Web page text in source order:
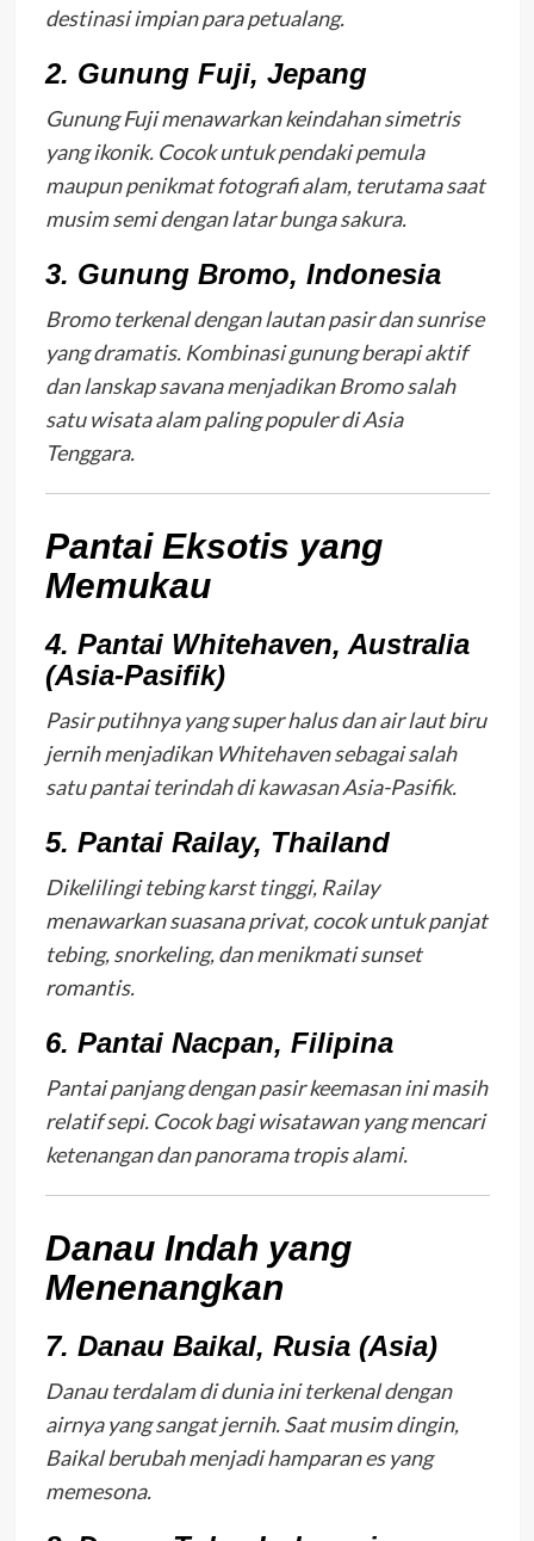
destinasi impian para petualang.
2. Gunung Fuji, Jepang
Gunung Fuji menawarkan keindahan simetris
yang ikonik. Cocok untuk pendaki pemula
maupun penikmat fotografi alam, terutama saat
musim semi dengan latar bunga sakura.
3. Gunung Bromo, Indonesia
Bromo terkenal dengan lautan pasir dan sunrise
yang dramatis. Kombinasi gunung berapi aktif
dan lanskap savana menjadikan Bromo salah
satu wisata alam paling populer di Asia
Tenggara.
Pantai Eksotis yang
Memukau
4. Pantai Whitehaven, Australia
(Asia-Pasifik)
Pasir putihnya yang super halus dan air laut biru
jernih menjadikan Whitehaven sebagai salah
satu pantai terindah di kawasan Asia-Pasifik.
5. Pantai Railay, Thailand
Dikelilingi tebing karst tinggi, Railay
menawarkan suasana privat, cocok untuk panjat
tebing, snorkeling, dan menikmati sunset
romantis.
6. Pantai Nacpan, Filipina
Pantai panjang dengan pasir keemasan ini masih
relatif sepi. Cocok bagi wisatawan yang mencari
ketenangan dan panorama tropis alami.
Danau Indah yang
Menenangkan
7. Danau Baikal, Rusia (Asia)
Danau terdalam di dunia ini terkenal dengan
airnya yang sangat jernih. Saat musim dingin,
Baikal berubah menjadi hamparan es yang
memesona.